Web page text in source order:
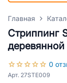
Главная
Стриппинг
0
Арт. 27STE009